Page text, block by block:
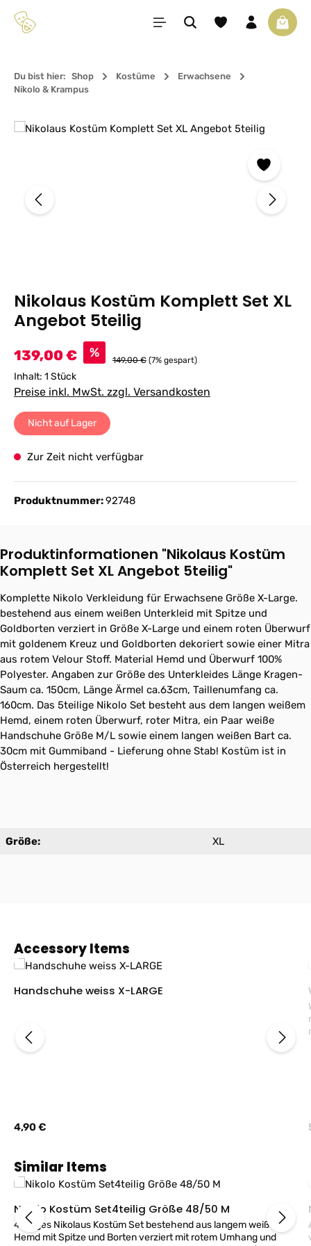
Zum Hauptinhalt springen Du hast 0 Produkte
Du bist hier: Shop Kostüme
Erwachsene
Nikolo & Krampus
Bildergalerie überspringen
Nikolaus Kostüm Komplett Set XL
Angebot 5teilig
Verkaufspreis:
139,00 € % 149,00 € (7% gespart)
Inhalt: 1 Stück
Preise inkl. MwSt. zzgl. Versandkosten
Nicht auf Lager
Zur Zeit nicht verfügbar
Produktnummer:92748
Produktinformationen "Nikolaus Kostüm
Komplett Set XL Angebot 5teilig"
Komplette Nikolo Verkleidung für Erwachsene Größe X-Large.
bestehend aus einem weißen Unterkleid mit Spitze und
Goldborten verziert in Größe X-Large und einem roten Überwurf
mit goldenem Kreuz und Goldborten dekoriert sowie einer Mitra
aus rotem Velour Stoff. Material Hemd und Überwurf 100%
Polyester. Angaben zur Größe des Unterkleides Länge Kragen-
Saum ca. 150cm, Länge Ärmel ca.63cm, Taillenumfang ca.
160cm. Das 5teilige Nikolo Set besteht aus dem langen weißem
Hemd, einem roten Überwurf, roter Mitra, ein Paar weiße
Handschuhe Größe M/L sowie einem langen weißen Bart ca.
30cm mit Gummiband - Lieferung ohne Stab! Kostüm ist in
Österreich hergestellt!
Größe: XL
Produktgalerie überspringen
Accessory Items
Handschuhe weiss X-LARGE
Regulärer Preis:
4,90 €
Produktgalerie überspringen
Similar Items
Nikolo Kostüm Set4teilig Größe 48/50 M
4teiliges Nikolaus Kostüm Set bestehend aus langem weißem
Hemd mit Spitze und Borten verziert mit rotem Umhang und